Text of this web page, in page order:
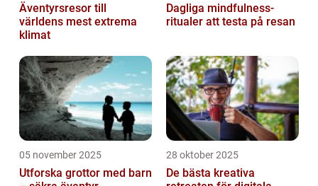
Äventyrsresor till
världens mest extrema
klimat
Dagliga mindfulness-
ritualer att testa på resan
05 november 2025
Utforska grottor med barn
28 oktober 2025
De bästa kreativa